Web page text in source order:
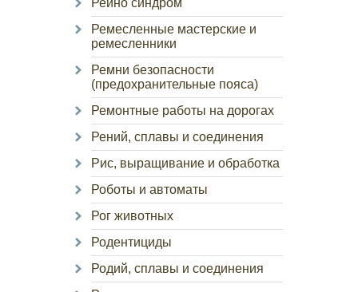
Рейно синдром
Ремесленные мастерские и
ремесленники
Ремни безопасности
(предохранительные пояса)
Ремонтные работы на дорогах
Рений, сплавы и соединения
Рис, выращивание и обработка
Роботы и автоматы
Рог животных
Родентициды
Родий, сплавы и соединения